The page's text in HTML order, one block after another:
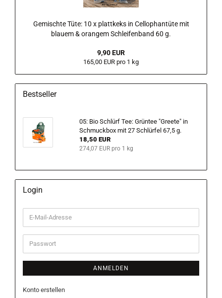
Gemischte Tüte: 10 x plattkeks in Cellophantüte mit
blauem & orangem Schleifenband 60 g.
9,90 EUR
165,00 EUR pro 1 kg
Bestseller
05: Bio Schlürf Tee: Grüntee "Greete" in
Schmuckbox mit 27 Schlürfel 67,5 g.
18,50 EUR
274,07 EUR pro 1 kg
Login
E-
Mail-
Adresse
Passwort
ANMELDEN
Konto erstellen